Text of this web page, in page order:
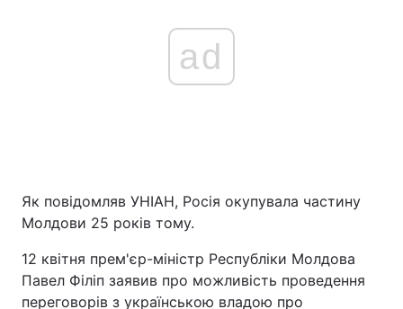
ad
Як повідомляв УНІАН, Росія окупувала частину
Молдови 25 років тому.
12 квітня прем'єр-міністр Республіки Молдова
Павел Філіп заявив про можливість проведення
переговорів з українською владою про